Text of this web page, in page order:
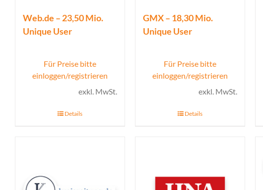
Web.de – 23,50 Mio.
Unique User
Für Preise bitte
einloggen/registrieren
exkl. MwSt.
Details
GMX – 18,30 Mio.
Unique User
Für Preise bitte
einloggen/registrieren
exkl. MwSt.
Details